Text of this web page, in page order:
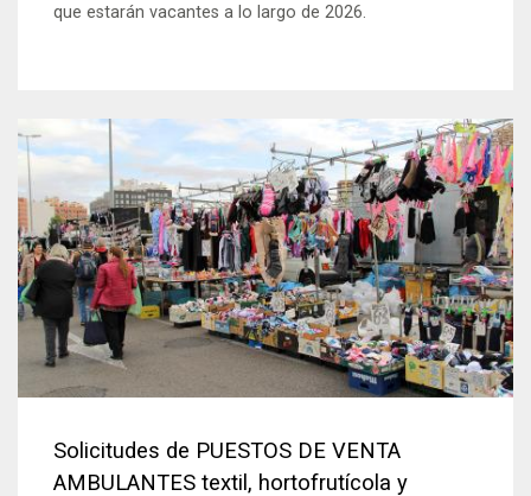
que estarán vacantes a lo largo de 2026.
Solicitudes de PUESTOS DE VENTA
AMBULANTES textil, hortofrutícola y